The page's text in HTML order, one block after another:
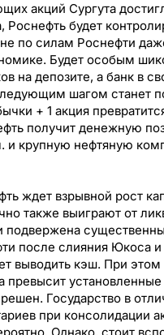
акций Сургута
будет
по силам Роснефти
Будет особым
на депозите, а банк в
шагом станет
+ 1 акция
получит денежную
и крупную нефтяную
ждет взрывной рост
также выиграют от
подвержена
после слияния Юкоса
выводить кэш. При этом
превысит
Государство в
при консолидации